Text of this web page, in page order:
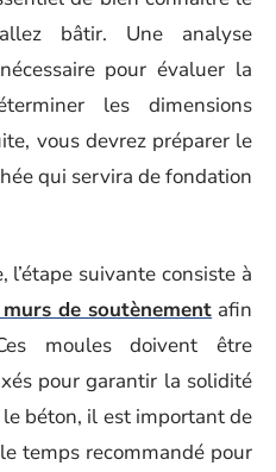
bâtir. Une analyse
pour évaluer la
les dimensions
vous devrez préparer le
qui servira de fondation
suivante consiste à
de soutènement afin
moules doivent être
pour garantir la solidité
béton, il est important de
temps recommandé pour